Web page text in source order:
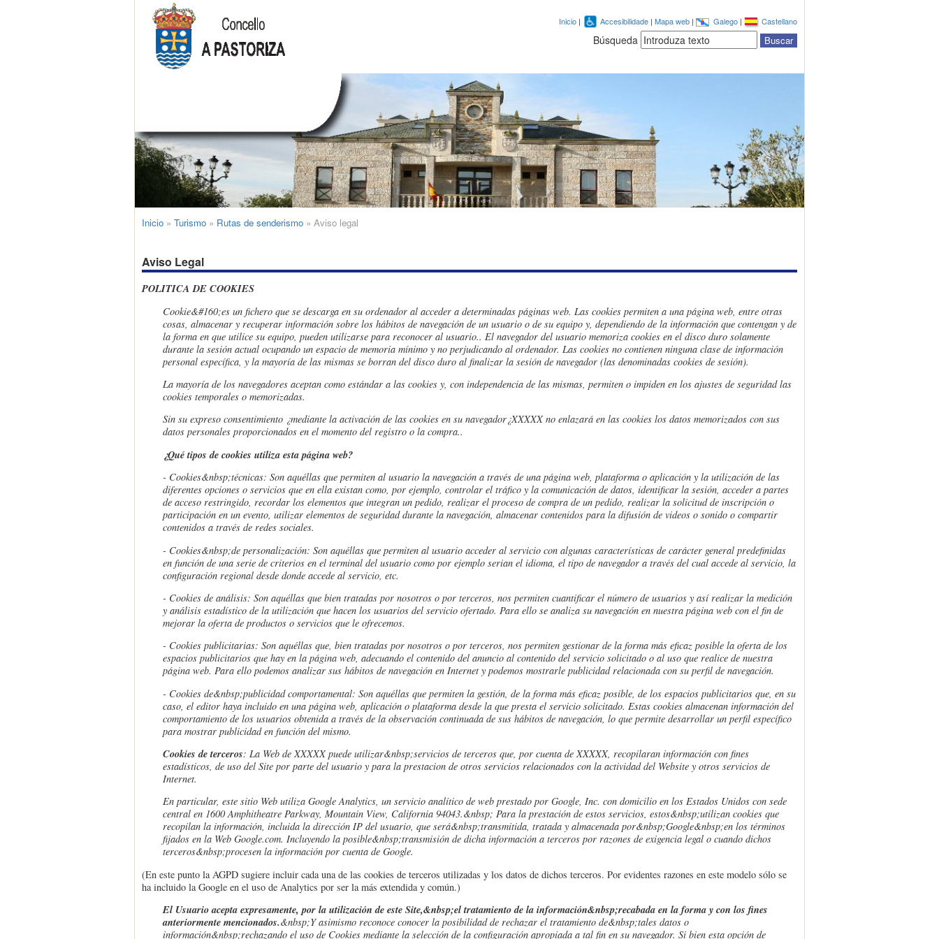
Inicio | Accesibilidade | Mapa web | Galego | Castellano
Búsqueda
Inicio » Turismo » Rutas de senderismo » Aviso legal
Aviso Legal
POLITICA DE COOKIES
Cookie&#160;es un fichero que se descarga en su ordenador al acceder a determinadas páginas web. Las cookies permiten a una página web, entre otras
cosas, almacenar y recuperar información sobre los hábitos de navegación de un usuario o de su equipo y, dependiendo de la información que contengan y de
la forma en que utilice su equipo, pueden utilizarse para reconocer al usuario.. El navegador del usuario memoriza cookies en el disco duro solamente
durante la sesión actual ocupando un espacio de memoria mínimo y no perjudicando al ordenador. Las cookies no contienen ninguna clase de información
personal específica, y la mayoría de las mismas se borran del disco duro al finalizar la sesión de navegador (las denominadas cookies de sesión).
La mayoría de los navegadores aceptan como estándar a las cookies y, con independencia de las mismas, permiten o impiden en los ajustes de seguridad las
cookies temporales o memorizadas.
Sin su expreso consentimiento ¿mediante la activación de las cookies en su navegador¿XXXXX no enlazará en las cookies los datos memorizados con sus
datos personales proporcionados en el momento del registro o la compra..
¿Qué tipos de cookies utiliza esta página web?
- Cookies&nbsp;técnicas: Son aquéllas que permiten al usuario la navegación a través de una página web, plataforma o aplicación y la utilización de las
diferentes opciones o servicios que en ella existan como, por ejemplo, controlar el tráfico y la comunicación de datos, identificar la sesión, acceder a partes
de acceso restringido, recordar los elementos que integran un pedido, realizar el proceso de compra de un pedido, realizar la solicitud de inscripción o
participación en un evento, utilizar elementos de seguridad durante la navegación, almacenar contenidos para la difusión de videos o sonido o compartir
contenidos a través de redes sociales.
- Cookies&nbsp;de personalización: Son aquéllas que permiten al usuario acceder al servicio con algunas características de carácter general predefinidas
en función de una serie de criterios en el terminal del usuario como por ejemplo serian el idioma, el tipo de navegador a través del cual accede al servicio, la
configuración regional desde donde accede al servicio, etc.
- Cookies de análisis: Son aquéllas que bien tratadas por nosotros o por terceros, nos permiten cuantificar el número de usuarios y así realizar la medición
y análisis estadístico de la utilización que hacen los usuarios del servicio ofertado. Para ello se analiza su navegación en nuestra página web con el fin de
mejorar la oferta de productos o servicios que le ofrecemos.
- Cookies publicitarias: Son aquéllas que, bien tratadas por nosotros o por terceros, nos permiten gestionar de la forma más eficaz posible la oferta de los
espacios publicitarios que hay en la página web, adecuando el contenido del anuncio al contenido del servicio solicitado o al uso que realice de nuestra
página web. Para ello podemos analizar sus hábitos de navegación en Internet y podemos mostrarle publicidad relacionada con su perfil de navegación.
- Cookies de&nbsp;publicidad comportamental: Son aquéllas que permiten la gestión, de la forma más eficaz posible, de los espacios publicitarios que, en su
caso, el editor haya incluido en una página web, aplicación o plataforma desde la que presta el servicio solicitado. Estas cookies almacenan información del
comportamiento de los usuarios obtenida a través de la observación continuada de sus hábitos de navegación, lo que permite desarrollar un perfil específico
para mostrar publicidad en función del mismo.
Cookies de terceros: La Web de XXXXX puede utilizar&nbsp;servicios de terceros que, por cuenta de XXXXX, recopilaran información con fines
estadísticos, de uso del Site por parte del usuario y para la prestacion de otros servicios relacionados con la actividad del Website y otros servicios de
Internet.
En particular, este sitio Web utiliza Google Analytics, un servicio analítico de web prestado por Google, Inc. con domicilio en los Estados Unidos con sede
central en 1600 Amphitheatre Parkway, Mountain View, California 94043.&nbsp; Para la prestación de estos servicios, estos&nbsp;utilizan cookies que
recopilan la información, incluida la dirección IP del usuario, que será&nbsp;transmitida, tratada y almacenada por&nbsp;Google&nbsp;en los términos
fijados en la Web Google.com. Incluyendo la posible&nbsp;transmisión de dicha información a terceros por razones de exigencia legal o cuando dichos
terceros&nbsp;procesen la información por cuenta de Google.
(En este punto la AGPD sugiere incluir cada una de las cookies de terceros utilizadas y los datos de dichos terceros. Por evidentes razones en este modelo sólo se
ha incluido la Google en el uso de Analytics por ser la más extendida y común.)
El Usuario acepta expresamente, por la utilización de este Site,&nbsp;el tratamiento de la información&nbsp;recabada en la forma y con los fines
anteriormente mencionados.&nbsp;Y asimismo reconoce conocer la posibilidad de rechazar el tratamiento de&nbsp;tales datos o
información&nbsp;rechazando el uso de Cookies mediante la selección de la configuración apropiada a tal fin en su navegador. Si bien esta opción de